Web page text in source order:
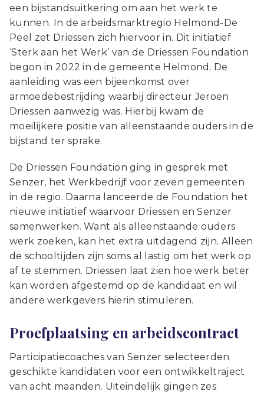
een bijstandsuitkering om aan het werk te
kunnen. In de arbeidsmarktregio Helmond-De
Peel zet Driessen zich hiervoor in. Dit initiatief
‘Sterk aan het Werk’ van de Driessen Foundation
begon in 2022 in de gemeente Helmond. De
aanleiding was een bijeenkomst over
armoedebestrijding waarbij directeur Jeroen
Driessen aanwezig was. Hierbij kwam de
moeilijkere positie van alleenstaande ouders in de
bijstand ter sprake.
De Driessen Foundation ging in gesprek met
Senzer, het Werkbedrijf voor zeven gemeenten
in de regio. Daarna lanceerde de Foundation het
nieuwe initiatief waarvoor Driessen en Senzer
samenwerken. Want als alleenstaande ouders
werk zoeken, kan het extra uitdagend zijn. Alleen
de schooltijden zijn soms al lastig om het werk op
af te stemmen. Driessen laat zien hoe werk beter
kan worden afgestemd op de kandidaat en wil
andere werkgevers hierin stimuleren.
Proefplaatsing en arbeidscontract
Participatiecoaches van Senzer selecteerden
geschikte kandidaten voor een ontwikkeltraject
van acht maanden. Uiteindelijk gingen zes